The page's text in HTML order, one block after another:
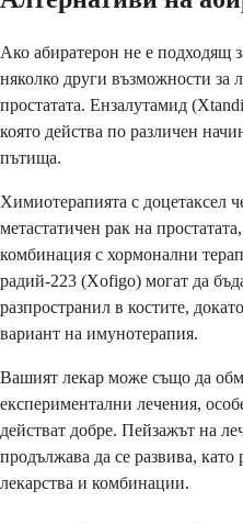
Ако абиратерон не е подходящ
няколко други възможности за
простатата. Ензалутамид
която действа по различен
пътища.
Химиотерапията с доцетаксел
метастатичен рак на
комбинация с хормонални
радий-223 (Xofigo) могат да
разпространил в костите,
вариант на имунотерапия.
Вашият лекар може също да
експериментални лечения,
действат добре. Пейзажът на
продължава да се развива, като
лекарства и комбинации.